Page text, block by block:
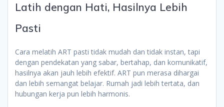
Latih dengan Hati, Hasilnya Lebih
Pasti
Cara melatih ART pasti tidak mudah dan tidak instan, tapi
dengan pendekatan yang sabar, bertahap, dan komunikatif,
hasilnya akan jauh lebih efektif. ART pun merasa dihargai
dan lebih semangat belajar. Rumah jadi lebih tertata, dan
hubungan kerja pun lebih harmonis.